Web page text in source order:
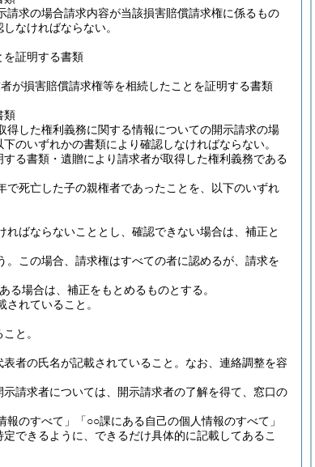
求の場合請求内容が当該損害賠償請求権に係るもの
なければならない。
を証明する書類
が損害賠償請求権等を相続したことを証明する書類
類
した権利義務に関する情報についての開示請求の場
のいずれかの書類により確認しなければならない。
る書類・遺贈により請求者が取得した権利義務である
死亡した子の親権者であったことを、以下のいずれ
ばならないこととし、確認できない場合は、補正と
この場合、請求権はすべての者に認めるが、請求を
場合は、補正をもとめるものとする。
れていること。
と。
者の氏名が記載されていること。 なお、連絡調整を容
請求者については、開示請求者の了解を得て、窓口の
のすべて」「○○課にある自己の個人情報のすべて」
できるように、できるだけ具体的に記載してあるこ